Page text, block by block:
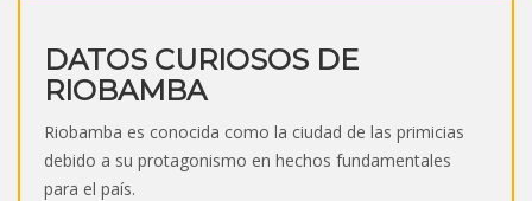
DATOS CURIOSOS DE
RIOBAMBA
Riobamba es conocida como la ciudad de las primicias
debido a su protagonismo en hechos fundamentales
para el país.